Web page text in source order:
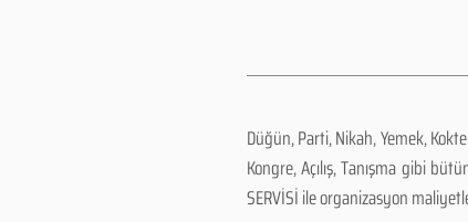
Düğün, Parti, Nikah, Yemek,
Kongre, Açılış, Tanışma gibi
SERVİSİ ile organizasyon